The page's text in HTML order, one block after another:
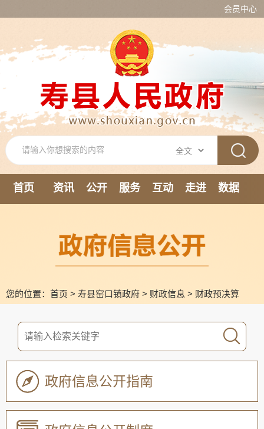
会员中心
首页 资讯 公开 服务 互动 走进
数据
您的位置： 首页 > 寿县窑口镇政府 > 财政信息 > 财政预决算
政府信息公开指南